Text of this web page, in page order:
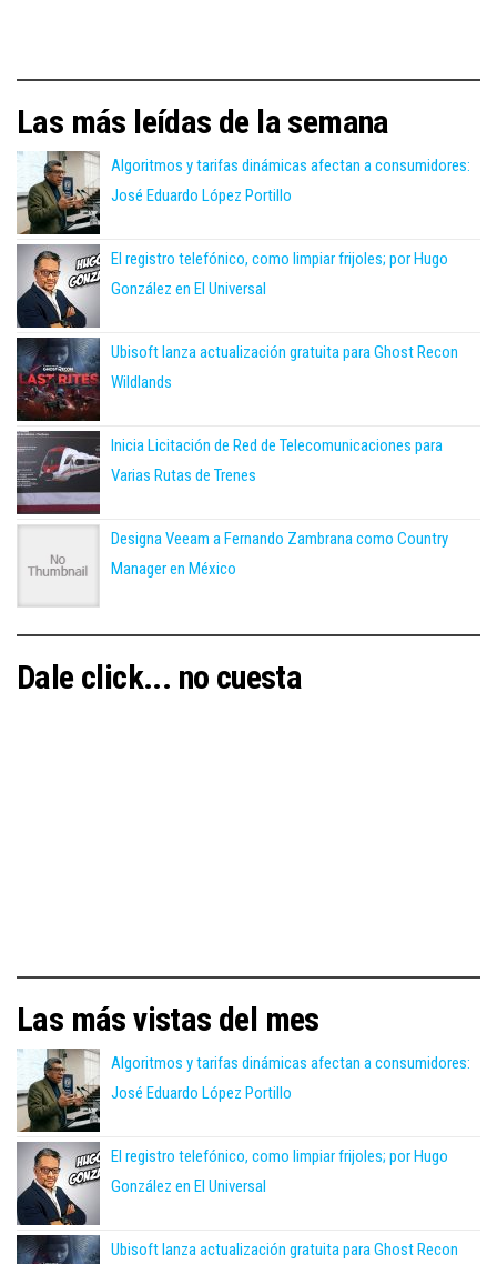
Las más leídas de la semana
Algoritmos y tarifas dinámicas afectan a consumidores:
José Eduardo López Portillo
El registro telefónico, como limpiar frijoles; por Hugo
González en El Universal
Ubisoft lanza actualización gratuita para Ghost Recon
Wildlands
Inicia Licitación de Red de Telecomunicaciones para
Varias Rutas de Trenes
Designa Veeam a Fernando Zambrana como Country
Manager en México
Dale click... no cuesta
Las más vistas del mes
Algoritmos y tarifas dinámicas afectan a consumidores:
José Eduardo López Portillo
El registro telefónico, como limpiar frijoles; por Hugo
González en El Universal
Ubisoft lanza actualización gratuita para Ghost Recon